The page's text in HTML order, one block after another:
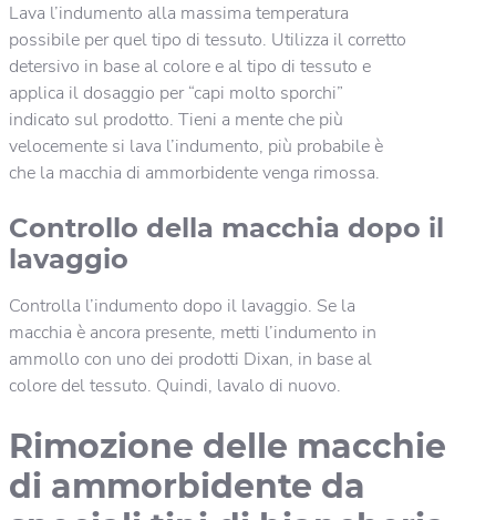
Lava l’indumento alla massima temperatura
possibile per quel tipo di tessuto. Utilizza il corretto
detersivo in base al colore e al tipo di tessuto e
applica il dosaggio per “capi molto sporchi”
indicato sul prodotto. Tieni a mente che più
velocemente si lava l’indumento, più probabile è
che la macchia di ammorbidente venga rimossa.
Controllo della macchia dopo il
lavaggio
Controlla l’indumento dopo il lavaggio. Se la
macchia è ancora presente, metti l’indumento in
ammollo con uno dei prodotti Dixan, in base al
colore del tessuto. Quindi, lavalo di nuovo.
Rimozione delle macchie
di ammorbidente da